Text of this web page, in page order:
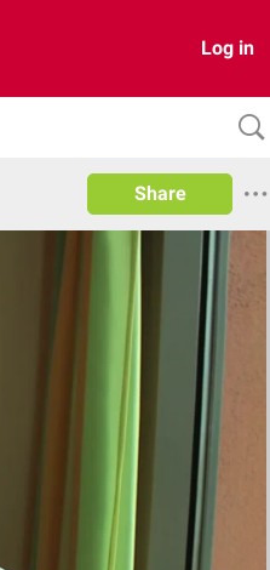
Log in
Share